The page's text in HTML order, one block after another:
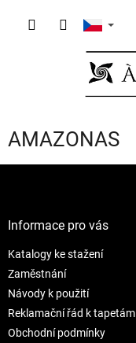
AMAZONAS
Informace pro vás
Katalogy ke stažení
Zaměstnání
Návody k použití
Reklamační řád k tapetám
Obchodní podmínky